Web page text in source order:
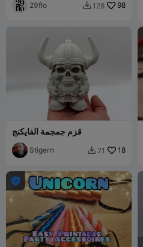
29flo  128 98
قزم جمجمة الفايكنج
Stigern  21 18
